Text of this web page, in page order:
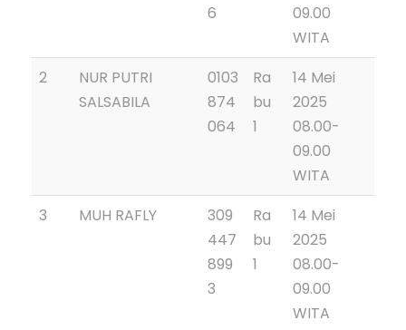
6
09.00
WITA
2
NUR PUTRI
SALSABILA
0103
874
064
Ra
bu
1
14 Mei
2025
08.00-
09.00
WITA
3
MUH RAFLY
309
447
899
3
Ra
bu
1
14 Mei
2025
08.00-
09.00
WITA